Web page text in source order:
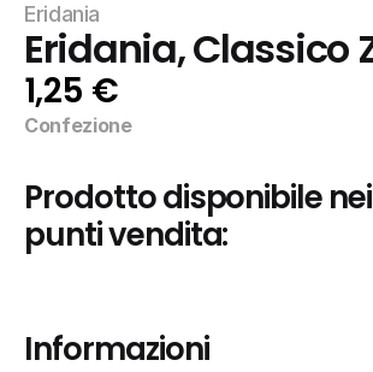
Eridania
Eridania, Classico
1,25 €
Confezione
Prodotto disponibile
punti vendita:
Informazioni